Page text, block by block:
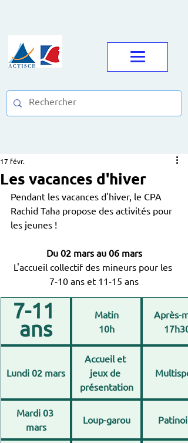
Les vacances d'hiver
17 févr.
Pendant les vacances d'hiver, le CPA
Rachid Taha propose des activités pour
les jeunes !
Du 02 mars au 06 mars
L'accueil collectif des mineurs pour les
7-10 ans et 11-15 ans
7-11
ans
Matin
10h
Après-
17h30
Lundi 02 mars
Accueil et
jeux de
présentation
Mardi 03
mars
Loup-garou